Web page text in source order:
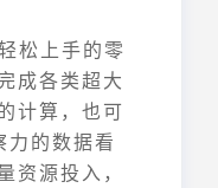
松上手的零
成各类超大
计算，也可
力的数据看
资源投入，